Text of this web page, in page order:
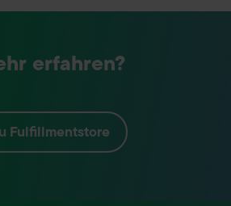
erfahren?
Fulfillmentstore